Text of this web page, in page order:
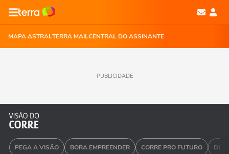
MAPA ASTRALTERRA MAILCENTRAL DO ASSINANTE
PUBLICIDADE
PEGA A VISÃO BORA EMPREENDER CORRE PRO FUTURO DEU